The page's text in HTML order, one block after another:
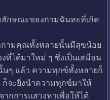
กษณะของกามฉันทะที่เกิด
ามคุณทั้งหลายนั้นมีสุขน้อย
ได้มาใหม่ ๆ ซึ่งเป็นเสมือน
นๆ แล้ว ความทุกข์ทั้งหลายก็
ก็จะยิ่งนำความทุกข์มาให้
กการแสวงหาเพื่อให้ได้